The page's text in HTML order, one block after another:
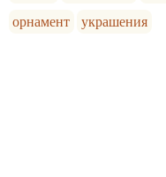
орнамент
украшения